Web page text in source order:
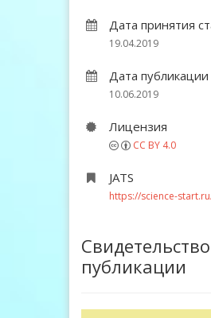
Дата принятия
19.04.2019
Дата публикации
10.06.2019
Лицензия
CC BY 4.0
JATS
https://science-
публикации